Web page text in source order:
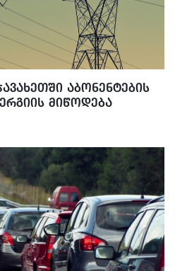
ᲐᲑᲝᲜᲔᲜᲢᲔᲑᲘᲡ
ᲛᲘᲬᲝᲓᲔᲑᲐ